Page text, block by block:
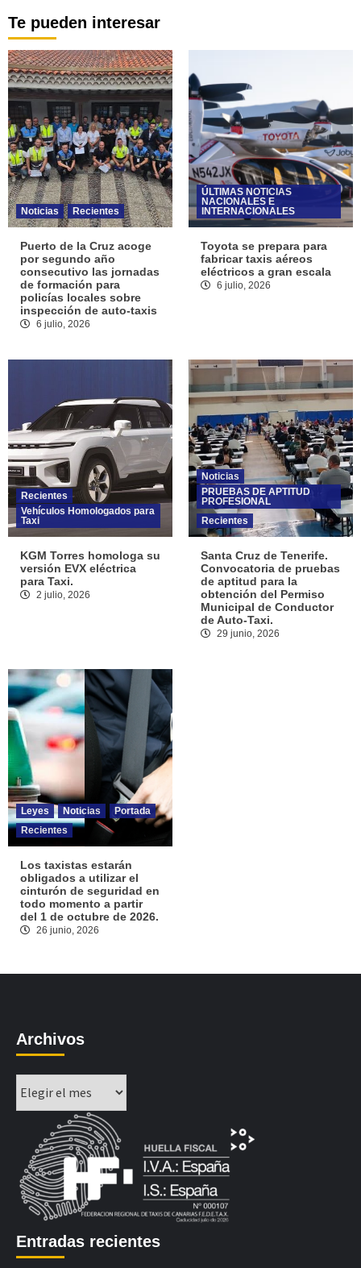
Te pueden interesar
Noticias Recientes
Puerto de la Cruz acoge
por segundo año
consecutivo las jornadas
de formación para
policías locales sobre
inspección de auto-taxis
6 julio, 2026
ÚLTIMAS NOTICIAS
NACIONALES E
INTERNACIONALES
Toyota se prepara para
fabricar taxis aéreos
eléctricos a gran escala
6 julio, 2026
Recientes
Vehículos Homologados para
Taxi
KGM Torres homologa su
versión EVX eléctrica
para Taxi.
2 julio, 2026
Noticias
PRUEBAS DE APTITUD
PROFESIONAL
Recientes
Santa Cruz de Tenerife.
Convocatoria de pruebas
de aptitud para la
obtención del Permiso
Municipal de Conductor
de Auto-Taxi.
29 junio, 2026
Leyes Noticias
Portada
Recientes
Los taxistas estarán
obligados a utilizar el
cinturón de seguridad en
todo momento a partir
del 1 de octubre de 2026.
26 junio, 2026
Archivos
Entradas recientes